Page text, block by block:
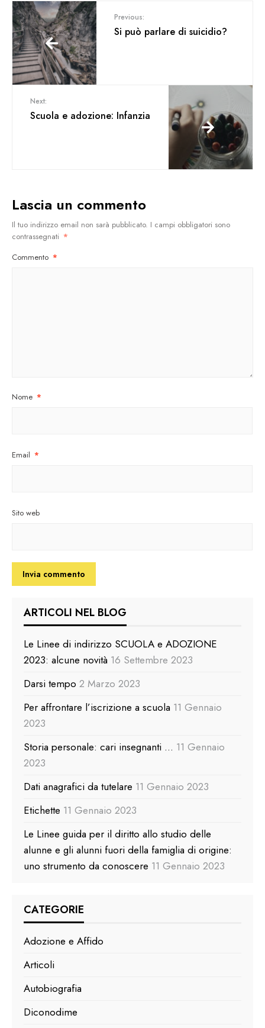
Previous:
Si può parlare di suicidio?
Next:
Scuola e adozione: Infanzia
Lascia un commento
Il tuo indirizzo email non sarà pubblicato. I campi obbligatori sono
contrassegnati *
Commento *
Nome *
Email *
Sito web
ARTICOLI NEL BLOG
Le Linee di indirizzo SCUOLA e ADOZIONE
2023: alcune novità 16 Settembre 2023
Darsi tempo 2 Marzo 2023
Per affrontare l’iscrizione a scuola 11 Gennaio
2023
Storia personale: cari insegnanti … 11 Gennaio
2023
Dati anagrafici da tutelare 11 Gennaio 2023
Etichette 11 Gennaio 2023
Le Linee guida per il diritto allo studio delle
alunne e gli alunni fuori della famiglia di origine:
uno strumento da conoscere 11 Gennaio 2023
CATEGORIE
Adozione e Affido
Articoli
Autobiografia
Diconodime